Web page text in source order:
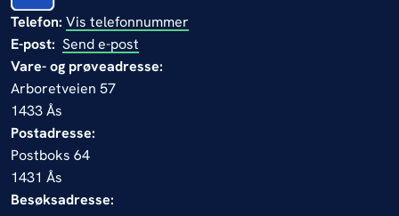
Telefon: Vis telefonnummer
E-post: Send e-post
Vare- og prøveadresse:
Arboretveien 57
1433 Ås
Postadresse:
Postboks 64
1431 Ås
Besøksadresse: